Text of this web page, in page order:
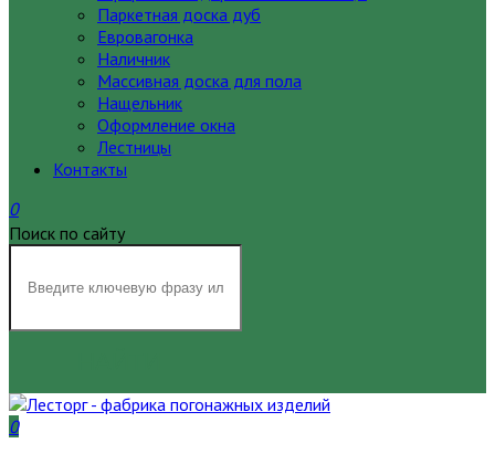
Паркетная доска дуб
Евровагонка
Наличник
Массивная доска для пола
Нащельник
Оформление окна
Лестницы
Контакты
0
Поиск по сайту
0